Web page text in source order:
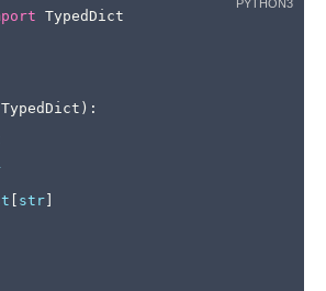
TypedDict
TypedDict ):
str